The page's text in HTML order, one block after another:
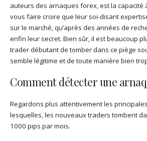
auteurs des arnaques forex, est la capacité
vous faire croire que leur soi-disant
sur le marché, qu’après des années de
enfin leur secret. Bien sûr, il est beaucoup
trader débutant de tomber dans ce piège
semble légitime et de toute manière bien
Comment détecter une
Regardons plus attentivement les
lesquelles, les nouveaux traders tombent
1000 pips par mois.